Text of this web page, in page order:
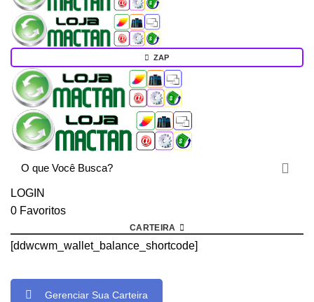
ZAP
LOGIN
0 Favoritos
CARTEIRA
[ddwcwm_wallet_balance_shortcode]
Gerenciar Sua Carteira